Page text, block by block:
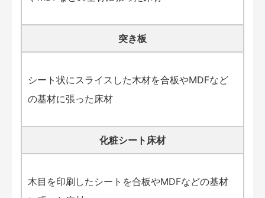
突き板
シート状にスライスした木材を合板やMDFなど
の基材に張った床材
化粧シート床材
木目を印刷したシートを合板やMDFなどの基材